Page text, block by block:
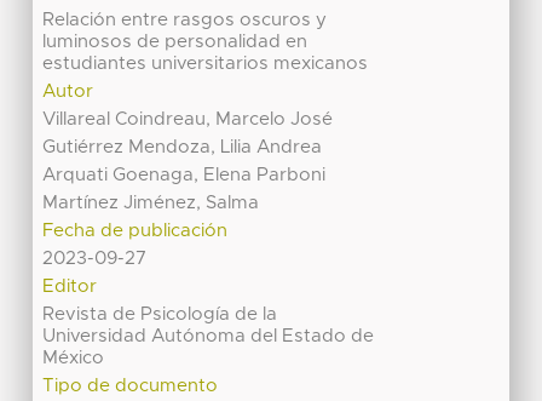
Relación entre rasgos oscuros y
luminosos de personalidad en
estudiantes universitarios mexicanos
Autor
Villareal Coindreau, Marcelo José
Gutiérrez Mendoza, Lilia Andrea
Arquati Goenaga, Elena Parboni
Martínez Jiménez, Salma
Fecha de publicación
2023-09-27
Editor
Revista de Psicología de la
Universidad Autónoma del Estado de
México
Tipo de documento